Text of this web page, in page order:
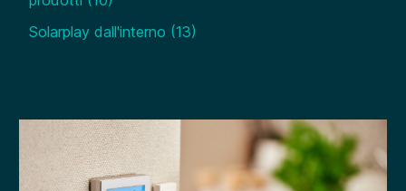
Solarplay dall'interno (13)